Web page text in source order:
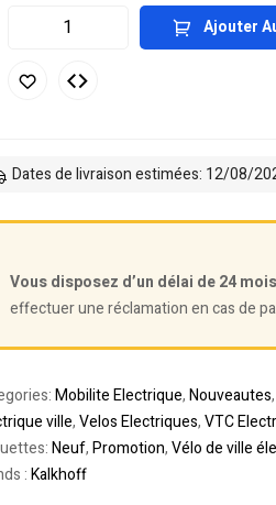
Ajouter
Dates de livraison estimées: 12/08/
Vous disposez d’un délai de 24 mois
effectuer une réclamation en cas de
Mobilite Electrique,Nouveautes,
ville,Velos Electriques,VTC
Neuf,Promotion,Vélo de ville
:Kalkhoff